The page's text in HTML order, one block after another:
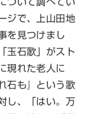
ジで、上山田地
を見つけまし
玉石歌」がスト
現れた老人に
石も』という歌
し、「はい。万